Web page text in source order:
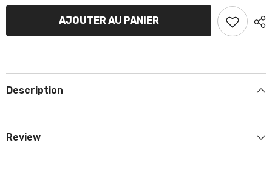
d&#39;allumaged&#39;allumage
Autolite
AJOUTER AU PANIER
Description
Review